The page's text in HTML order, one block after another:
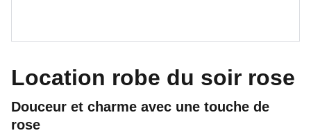
Location robe du soir rose
Douceur et charme avec une touche de
rose